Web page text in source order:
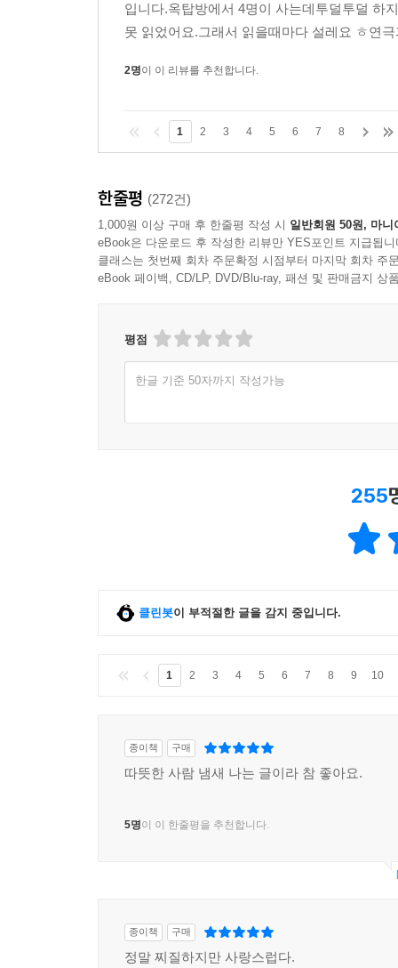
입니다.옥탑방에서 4명이 사는데투덜투덜 하
못 읽었어요.그래서 읽을때마다 설레요 ㅎ연
2명이 이 리뷰를 추천합니다.
1 2 3 4 5 6 7 8
한줄평 (272건)
1,000원 이상 구매 후 한줄평 작성 시 일반회원 50원, 마니
eBook은 다운로드 후 작성한 리뷰만 YES포인트 지급됩니
클래스는 첫번째 회차 주문확정 시점부터 마지막 회차 주
eBook 페이백, CD/LP, DVD/Blu-ray, 패션 및 판매금지 상
평점
한글 기준 50자까지 작성가능
255
클린봇이 부적절한 글을 감지 중입니다.
1 2 3 4 5 6 7 8 9 10
종이책 구매
따뜻한 사람 냄새 나는 글이라 참 좋아요.
5명이 이 한줄평을 추천합니다.
종이책 구매
정말 찌질하지만 사랑스럽다.